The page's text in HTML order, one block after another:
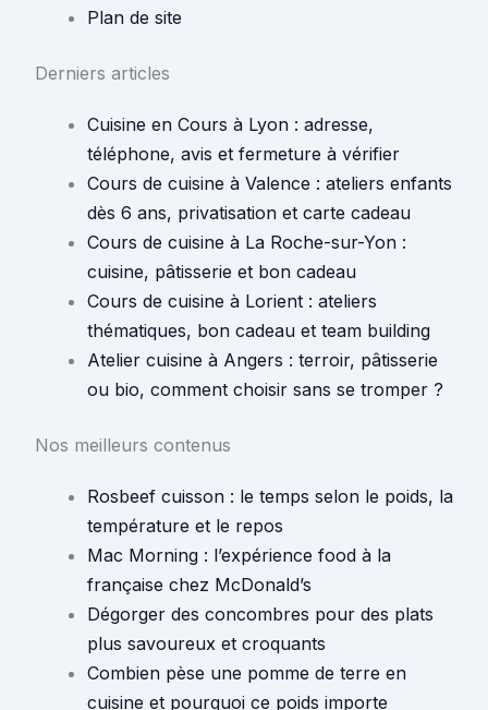
Plan de site
Derniers articles
Cuisine en Cours à Lyon : adresse,
téléphone, avis et fermeture à vérifier
Cours de cuisine à Valence : ateliers enfants
dès 6 ans, privatisation et carte cadeau
Cours de cuisine à La Roche-sur-Yon :
cuisine, pâtisserie et bon cadeau
Cours de cuisine à Lorient : ateliers
thématiques, bon cadeau et team building
Atelier cuisine à Angers : terroir, pâtisserie
ou bio, comment choisir sans se tromper ?
Nos meilleurs contenus
Rosbeef cuisson : le temps selon le poids, la
température et le repos
Mac Morning : l’expérience food à la
française chez McDonald’s
Dégorger des concombres pour des plats
plus savoureux et croquants
Combien pèse une pomme de terre en
cuisine et pourquoi ce poids importe